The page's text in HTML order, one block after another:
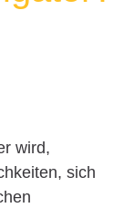
wird,
sich